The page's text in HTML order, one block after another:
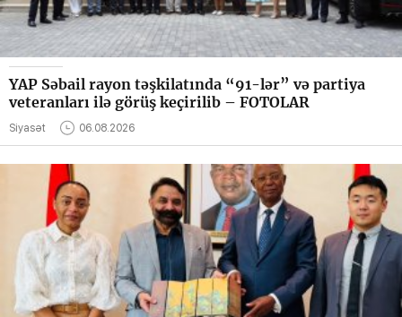
YAP Səbail rayon təşkilatında “91-lər” və partiya
veteranları ilə görüş keçirilib – FOTOLAR
Siyasət 06.08.2026